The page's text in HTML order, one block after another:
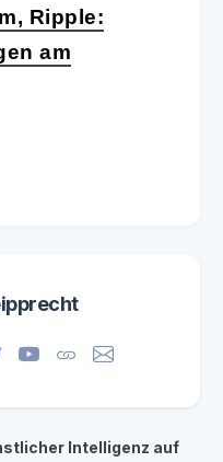
Ripple:
am
Intelligenz auf